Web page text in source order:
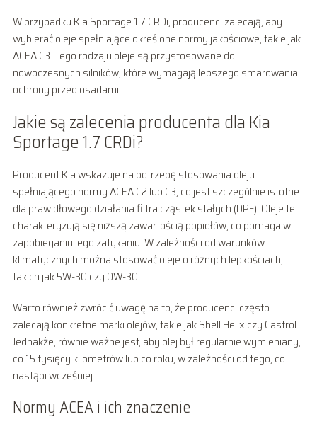
W przypadku Kia Sportage 1.7 CRDi, producenci zalecają, aby
wybierać oleje spełniające określone normy jakościowe, takie jak
ACEA C3. Tego rodzaju oleje są przystosowane do
nowoczesnych silników, które wymagają lepszego smarowania i
ochrony przed osadami.
Jakie są zalecenia producenta dla Kia
Sportage 1.7 CRDi?
Producent Kia wskazuje na potrzebę stosowania oleju
spełniającego normy ACEA C2 lub C3, co jest szczególnie istotne
dla prawidłowego działania filtra cząstek stałych (DPF). Oleje te
charakteryzują się niższą zawartością popiołów, co pomaga w
zapobieganiu jego zatykaniu. W zależności od warunków
klimatycznych można stosować oleje o różnych lepkościach,
takich jak 5W-30 czy 0W-30.
Warto również zwrócić uwagę na to, że producenci często
zalecają konkretne marki olejów, takie jak Shell Helix czy Castrol.
Jednakże, równie ważne jest, aby olej był regularnie wymieniany,
co 15 tysięcy kilometrów lub co roku, w zależności od tego, co
nastąpi wcześniej.
Normy ACEA i ich znaczenie